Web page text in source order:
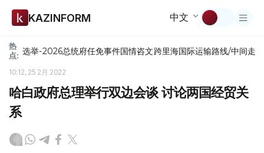
KAZINFORM 中文
热
点: 选举-2026总统府任免事件国情咨文跨里海国际运输路线/中间走廊
10:12, 25 2月 2022
哈白政府总理举行双边会谈 讨论两国经贸关
系